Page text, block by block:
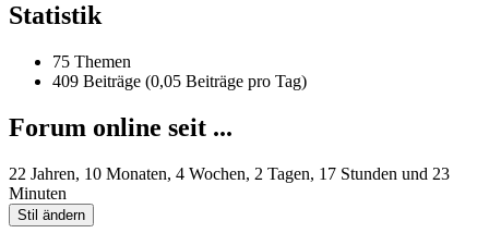
Statistik
75 Themen
409 Beiträge (0,05 Beiträge pro Tag)
Forum online seit ...
22 Jahren, 10 Monaten, 4 Wochen, 2 Tagen, 17 Stunden und 23
Minuten
Stil ändern